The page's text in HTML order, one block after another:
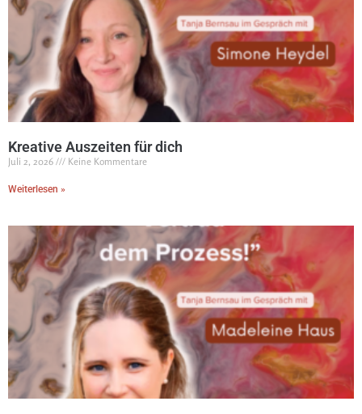
Kreative Auszeiten für dich
Juli 2, 2026 Keine Kommentare
Weiterlesen »